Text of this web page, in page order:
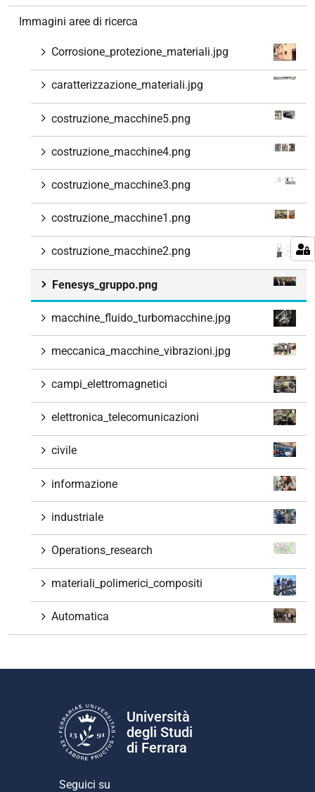
Immagini aree di ricerca
Corrosione_protezione_materiali.jpg
caratterizzazione_materiali.jpg
costruzione_macchine5.png
costruzione_macchine4.png
costruzione_macchine3.png
costruzione_macchine1.png
costruzione_macchine2.png
Fenesys_gruppo.png
macchine_fluido_turbomacchine.jpg
meccanica_macchine_vibrazioni.jpg
campi_elettromagnetici
elettronica_telecomunicazioni
civile
informazione
industriale
Operations_research
materiali_polimerici_compositi
Automatica
Università
degli Studi
di Ferrara
Seguici su